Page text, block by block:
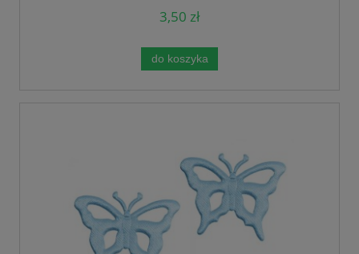
3,50 zł
do koszyka